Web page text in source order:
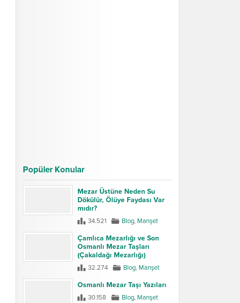
Popüler Konular
Mezar Üstüne Neden Su
Dökülür, Ölüye Faydası Var
mıdır?
34.521 Blog, Manşet
Çamlıca Mezarlığı ve Son
Osmanlı Mezar Taşları
(Çakaldağı Mezarlığı)
32.274 Blog, Manşet
Osmanlı Mezar Taşı Yazıları
30.158 Blog, Manşet